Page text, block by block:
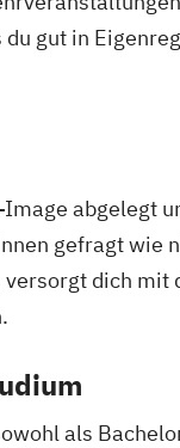
gut in
abgelegt
gefragt wie
dich
als